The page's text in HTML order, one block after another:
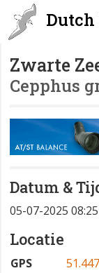
Zwarte
Cepphus
Datum &
05-07-2025 08:25
Locatie
GPS